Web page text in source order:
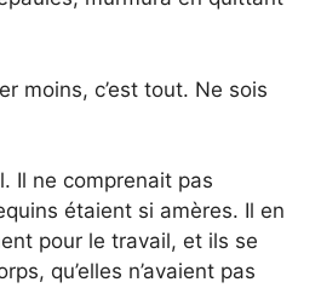
moins, c’est tout. Ne sois
Il ne comprenait pas
étaient si amères. Il en
pour le travail, et ils se
qu’elles n’avaient pas